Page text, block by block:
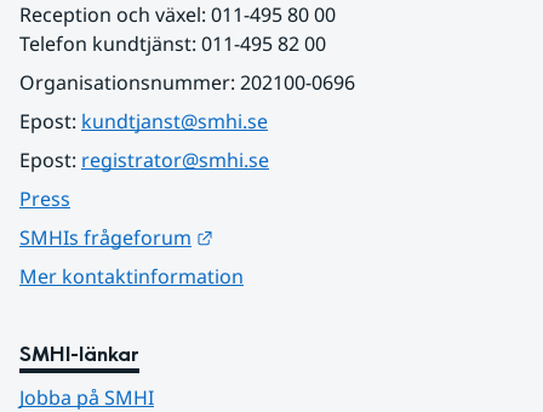
Reception och växel: 011-495 80 00
Telefon kundtjänst: 011-495 82 00
Organisationsnummer: 202100-0696
Epost: kundtjanst@smhi.se
Epost: registrator@smhi.se
Press
SMHIs frågeforum
Mer kontaktinformation
SMHI-länkar
Jobba på SMHI